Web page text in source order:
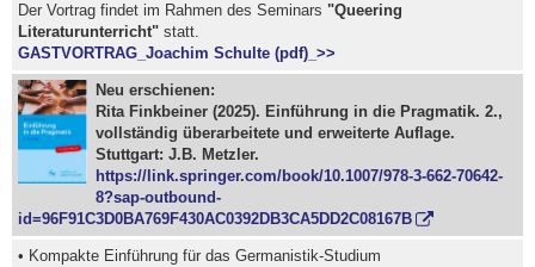
Der Vortrag findet im Rahmen des Seminars "Queering
Literaturunterricht" statt.
GASTVORTRAG_Joachim Schulte (pdf)_>>
Neu erschienen:
Rita Finkbeiner (2025). Einführung in die Pragmatik. 2.,
vollständig überarbeitete und erweiterte Auflage.
Stuttgart: J.B. Metzler.
https://link.springer.com/book/10.1007/978-3-662-70642-
8?sap-outbound-
id=96F91C3D0BA769F430AC0392DB3CA5DD2C08167B
• Kompakte Einführung für das Germanistik-Studium